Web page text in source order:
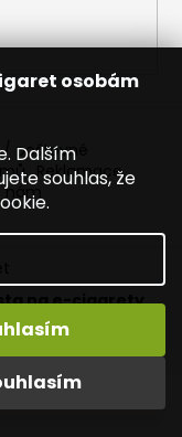
osobám
Dalším
souhlas, že
nejlepší ze světa
/ 50 EURO!
poštovné
Reklamace
na e-cigarety.
cookies